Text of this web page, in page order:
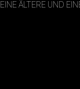
EINE ÄLTERE UND